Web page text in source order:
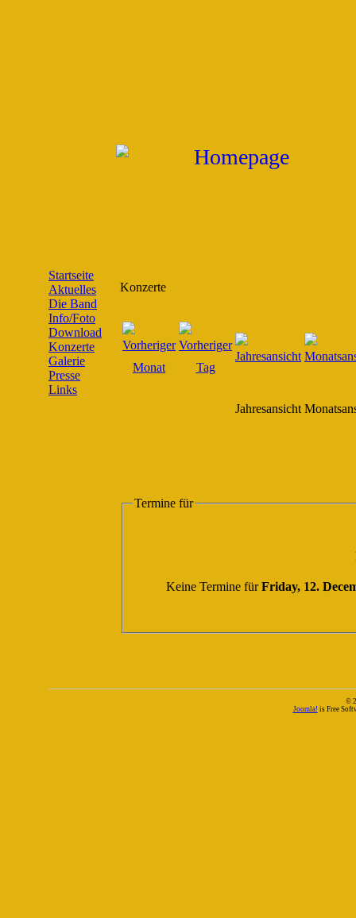
Startseite
Aktuelles
Die Band
Info/Foto
Download
Konzerte
Galerie
Presse
Links
Konzerte
Jahresansicht
Termine für
Keine Termine fürFriday, 12.
©
Joomla! is Free